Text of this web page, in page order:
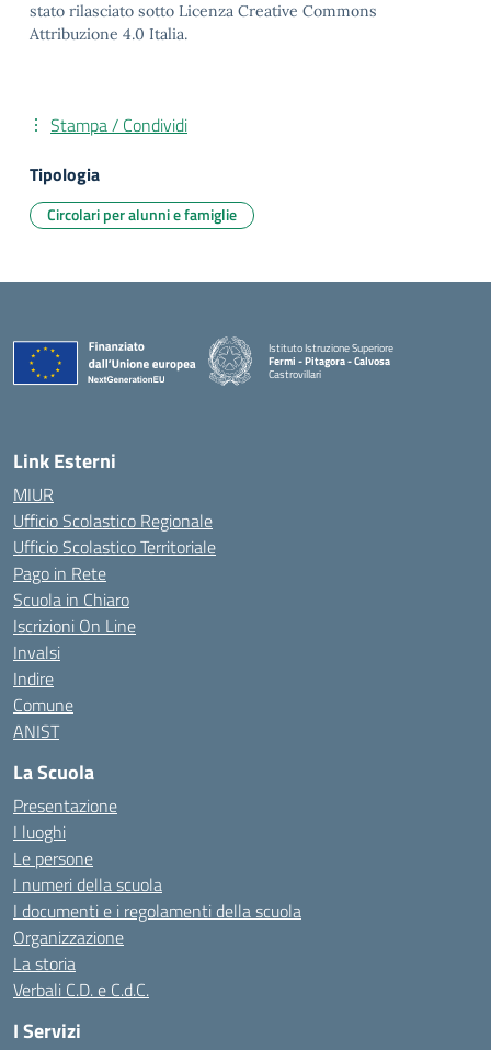
stato rilasciato sotto Licenza Creative Commons
Attribuzione 4.0 Italia.
Stampa / Condividi
Tipologia
Circolari per alunni e famiglie
Istituto Istruzione Superiore
Fermi - Pitagora - Calvosa
Castrovillari
Link Esterni
MIUR
Ufficio Scolastico Regionale
Ufficio Scolastico Territoriale
Pago in Rete
Scuola in Chiaro
Iscrizioni On Line
Invalsi
Indire
Comune
ANIST
La Scuola
Presentazione
I luoghi
Le persone
I numeri della scuola
I documenti e i regolamenti della scuola
Organizzazione
La storia
Verbali C.D. e C.d.C.
I Servizi